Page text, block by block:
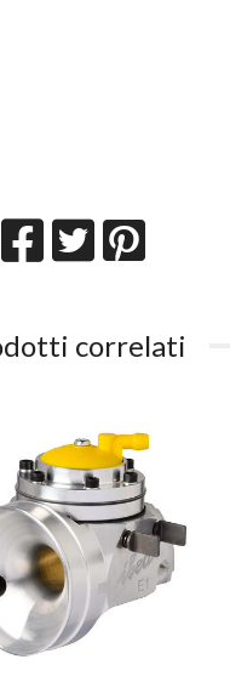
correlati